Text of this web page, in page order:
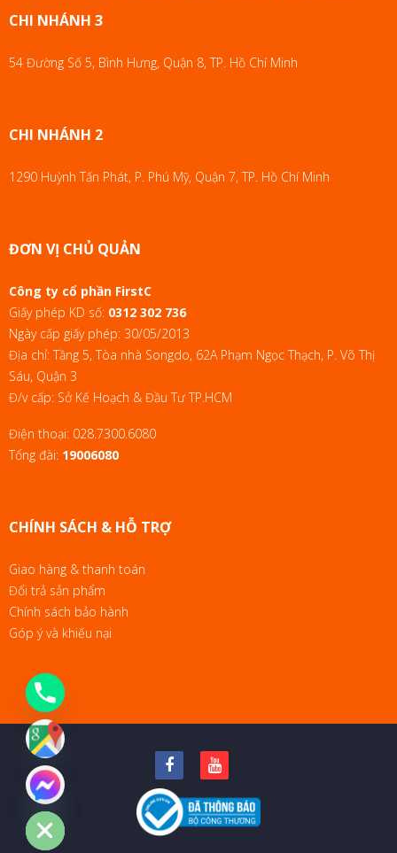
CHI NHÁNH 3
54 Đường Số 5, Bình Hưng, Quận 8, TP. Hồ Chí Minh
CHI NHÁNH 2
1290 Huỳnh Tấn Phát, P. Phú Mỹ, Quận 7, TP. Hồ Chí Minh
ĐƠN VỊ CHỦ QUẢN
Công ty cổ phần FirstC
Giấy phép KD số: 0312 302 736
Ngày cấp giấy phép: 30/05/2013
Địa chỉ: Tầng 5, Tòa nhà Songdo, 62A Phạm Ngọc Thạch, P. Võ Thị
Sáu, Quận 3
Đ/v cấp: Sở Kế Hoạch & Đầu Tư TP.HCM
Điện thoại: 028.7300.6080
Tổng đài: 19006080
CHÍNH SÁCH & HỖ TRỢ
Giao hàng & thanh toán
Đổi trả sản phẩm
Chính sách bảo hành
Góp ý và khiếu nại
Hide
chaty